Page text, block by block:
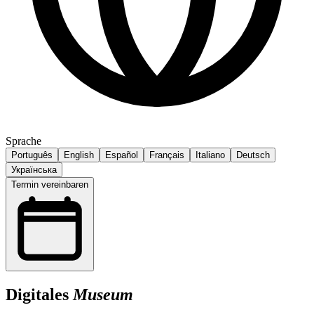
Sprache
Português English Español Français Italiano
Deutsch
Українська
Termin vereinbaren
Digitales Museum